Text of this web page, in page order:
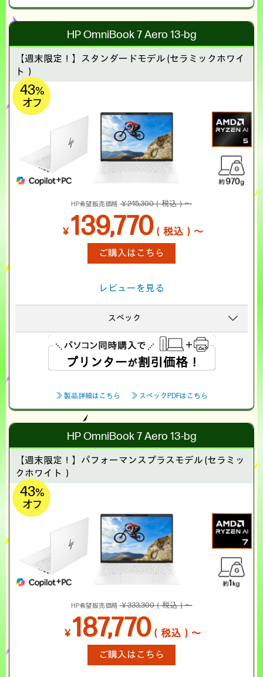
HP OmniBook 7 Aero 13-bg
【週末限定！】
スタンダードモデル (セラミックホワイ
ト）
43%
オフ
HP希望販売価格 ￥245,300（税込）～
￥ 139,770（税込）～
ご購入はこちら
レビューを見る
スペック
≫ 製品詳細はこちら ≫ スペックPDFはこちら
HP OmniBook 7 Aero 13-bg
【週末限定！】 パフォーマンスプラスモデル (セラミッ
クホワイト）
43%
オフ
HP希望販売価格 ￥333,300（税込）～
￥187,770（税込）～
ご購入はこちら